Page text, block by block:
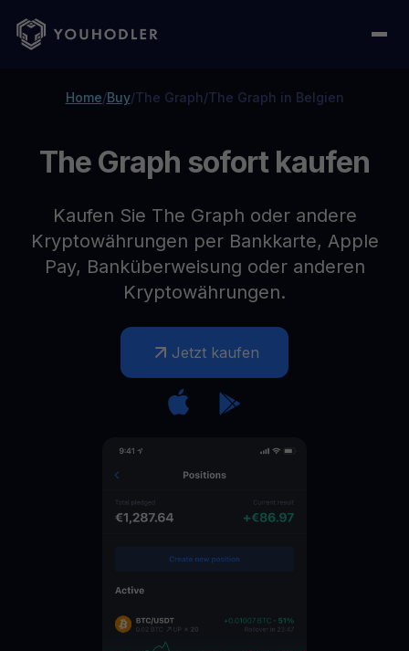
Home/Buy/The Graph/The Graph in Belgien
The Graph sofort kaufen
Kaufen Sie The Graph oder andere
Kryptowährungen per Bankkarte, Apple
Pay, Banküberweisung oder anderen
Kryptowährungen.
Jetzt kaufen